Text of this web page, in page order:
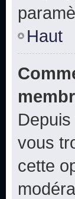
Haut
vous
cette